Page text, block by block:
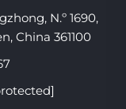
N.º 1690,
China 361100